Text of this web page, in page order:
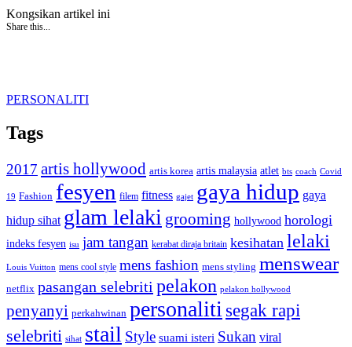
Kongsikan artikel ini
Share this...
PERSONALITI
Tags
2017 artis hollywood artis korea artis malaysia atlet bts coach Covid
19 Fashion fesyen filem fitness gajet gaya hidup gaya
hidup sihat glam lelaki grooming hollywood horologi
indeks fesyen isu jam tangan kerabat diraja britain kesihatan lelaki
Louis Vuitton mens cool style mens fashion mens styling menswear
netflix pasangan selebriti pelakon pelakon hollywood
penyanyi perkahwinan personaliti segak rapi
selebriti sihat stail Style suami isteri Sukan viral